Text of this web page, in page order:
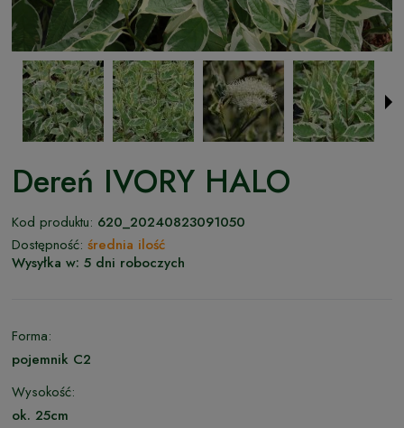
Dereń IVORY HALO
Kod produktu: 620_20240823091050
Dostępność: średnia ilość
Wysyłka w: 5 dni roboczych
Forma:
pojemnik C2
Wysokość:
ok. 25cm